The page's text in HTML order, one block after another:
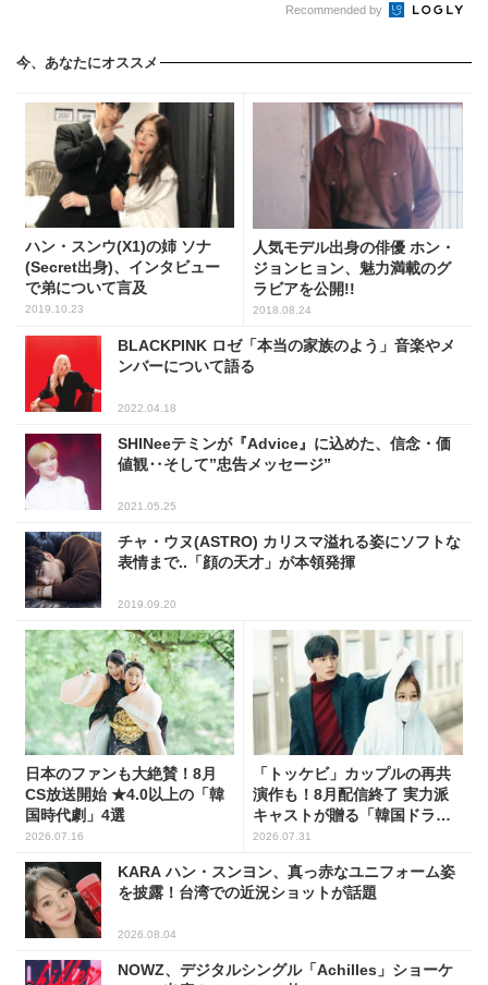
Recommended by
今、あなたにオススメ
ハン・スンウ(X1)の姉 ソナ
(Secret出身)、インタビュー
で弟について言及
2019.10.23
人気モデル出身の俳優 ホン・
ジョンヒョン、魅力満載のグ
ラビアを公開!!
2018.08.24
BLACKPINK ロゼ「本当の家族のよう」音楽やメ
ンバーについて語る
2022.04.18
SHINeeテミンが『Advice』に込めた、信念・価
値観‥そして”忠告メッセージ”
2021.05.25
チャ・ウヌ(ASTRO) カリスマ溢れる姿にソフトな
表情まで..「顔の天才」が本領発揮
2019.09.20
日本のファンも大絶賛！8月
CS放送開始 ★4.0以上の「韓
国時代劇」4選
2026.07.16
「トッケビ」カップルの再共
演作も！8月配信終了 実力派
キャストが贈る「韓国ドラ
マ」5選
2026.07.31
KARA ハン・スンヨン、真っ赤なユニフォーム姿
を披露！台湾での近況ショットが話題
2026.08.04
NOWZ、デジタルシングル「Achilles」ショーケ